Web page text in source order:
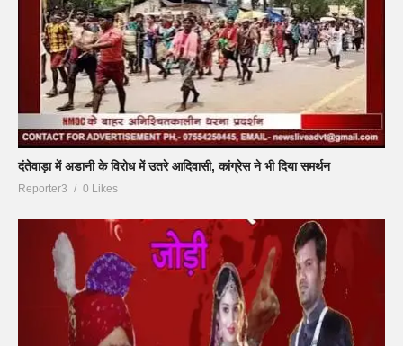
दंतेवाड़ा में अडानी के विरोध में उतरे आदिवासी, कांग्रेस ने भी दिया समर्थन
Reporter3 0 Likes